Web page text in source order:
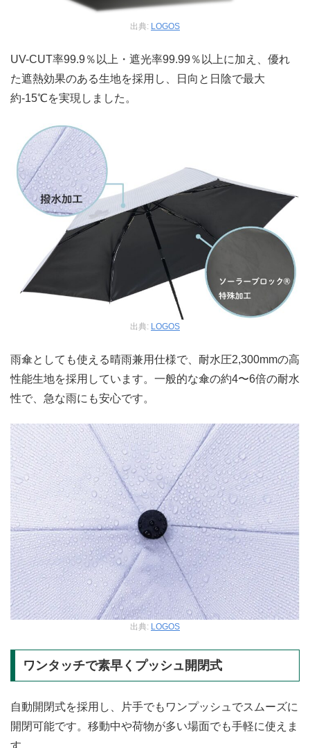
出典: LOGOS
UV-CUT率99.9％以上・遮光率99.99％以上に加え、優れ
た遮熱効果のある生地を採用し、日向と日陰で最大
約-15℃を実現しました。
出典: LOGOS
雨傘としても使える晴雨兼用仕様で、耐水圧2,300mmの高
性能生地を採用しています。一般的な傘の約4〜6倍の耐水
性で、急な雨にも安心です。
出典: LOGOS
ワンタッチで素早くプッシュ開閉式
自動開閉式を採用し、片手でもワンプッシュでスムーズに
開閉可能です。移動中や荷物が多い場面でも手軽に使えま
す。